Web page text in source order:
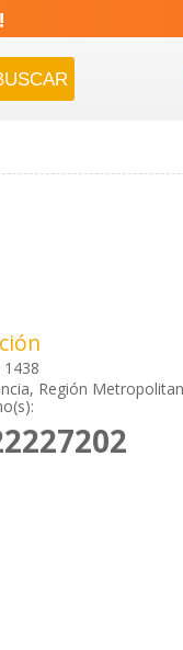
1438
Región